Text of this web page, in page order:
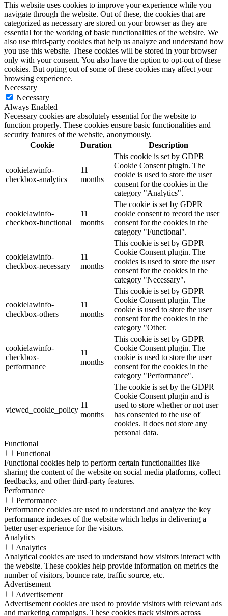
This website uses cookies to improve your experience while you
navigate through the website. Out of these, the cookies that are
categorized as necessary are stored on your browser as they are
essential for the working of basic functionalities of the website. We
also use third-party cookies that help us analyze and understand how
you use this website. These cookies will be stored in your browser
only with your consent. You also have the option to opt-out of these
cookies. But opting out of some of these cookies may affect your
browsing experience.
Necessary
Necessary
Always Enabled
Necessary cookies are absolutely essential for the website to
function properly. These cookies ensure basic functionalities and
security features of the website, anonymously.
Cookie
Duration Description
cookielawinfo-
checkbox-analytics
11
months
This cookie is set by GDPR
Cookie Consent plugin. The
cookie is used to store the user
consent for the cookies in the
category "Analytics".
cookielawinfo-
checkbox-functional
11
months
The cookie is set by GDPR
cookie consent to record the user
consent for the cookies in the
category "Functional".
cookielawinfo-
checkbox-necessary
11
months
This cookie is set by GDPR
Cookie Consent plugin. The
cookies is used to store the user
consent for the cookies in the
category "Necessary".
cookielawinfo-
checkbox-others
11
months
This cookie is set by GDPR
Cookie Consent plugin. The
cookie is used to store the user
consent for the cookies in the
category "Other.
cookielawinfo-
checkbox-
performance
11
months
This cookie is set by GDPR
Cookie Consent plugin. The
cookie is used to store the user
consent for the cookies in the
category "Performance".
viewed_cookie_policy
11
months
The cookie is set by the GDPR
Cookie Consent plugin and is
used to store whether or not user
has consented to the use of
cookies. It does not store any
personal data.
Functional
Functional
Functional cookies help to perform certain functionalities like
sharing the content of the website on social media platforms, collect
feedbacks, and other third-party features.
Performance
Performance
Performance cookies are used to understand and analyze the key
performance indexes of the website which helps in delivering a
better user experience for the visitors.
Analytics
Analytics
Analytical cookies are used to understand how visitors interact with
the website. These cookies help provide information on metrics the
number of visitors, bounce rate, traffic source, etc.
Advertisement
Advertisement
Advertisement cookies are used to provide visitors with relevant ads
and marketing campaigns. These cookies track visitors across